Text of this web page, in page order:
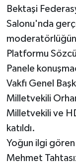
Bektaşi
Salonu'nda
Platformu
Panele
Vakfı Genel
Milletvekili
Milletvekili ve
katıldı.
Yoğun ilgi
Mehmet
Sungurlu
Uğurludağ
Sağlık